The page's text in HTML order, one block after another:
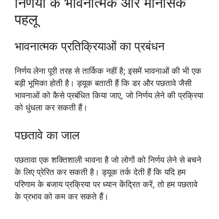
पहलू
भावनात्मक प्रतिक्रियाओं का प्रबंधन
निर्णय लेना पूरी तरह से तार्किक नहीं है; इसमें भावनाओं की भी एक
बड़ी भूमिका होती है। ड्यूक बताती हैं कि डर और पछतावे जैसी
भावनाओं को कैसे प्रबंधित किया जाए, जो निर्णय लेने की प्रक्रिया
को धुंधला कर सकती हैं।
पछतावे का जाल
पछतावा एक शक्तिशाली भावना है जो लोगों को निर्णय लेने से बचने
के लिए प्रेरित कर सकती है। ड्यूक तर्क देती हैं कि यदि हम
परिणाम के बजाय प्रक्रिया पर ध्यान केंद्रित करें, तो हम पछतावे
के प्रभाव को कम कर सकते हैं।